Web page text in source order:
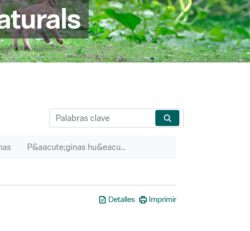
P&aacute;ginas hu&eacute;rfanas
Detalles Imprimir